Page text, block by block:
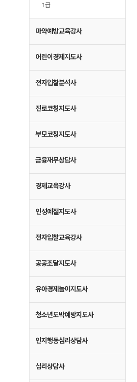
1급
마약예방교육강사
어린이경제지도사
전자입찰분석사
진로코칭지도사
부모코칭지도사
금융재무상담사
경제교육강사
인성예절지도사
전자입찰교육강사
공공조달지도사
유아경제놀이지도사
청소년도박예방지도사
인지행동심리상담사
심리상담사